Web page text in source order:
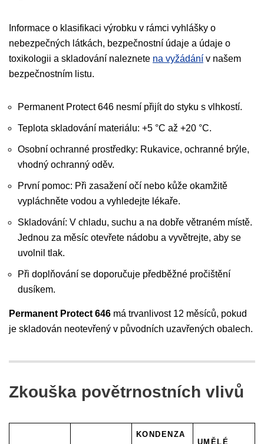
Informace o klasifikaci výrobku v rámci vyhlášky o
nebezpečných látkách, bezpečnostní údaje a údaje o
toxikologii a skladování naleznete na vyžádání v našem
bezpečnostním listu.
Permanent Protect 646 nesmí přijít do styku s vlhkostí.
Teplota skladování materiálu: +5 °C až +20 °C.
Osobní ochranné prostředky: Rukavice, ochranné brýle,
vhodný ochranný oděv.
První pomoc: Při zasažení očí nebo kůže okamžitě
vypláchněte vodou a vyhledejte lékaře.
Skladování: V chladu, suchu a na dobře větraném místě.
Jednou za měsíc otevřete nádobu a vyvětrejte, aby se
uvolnil tlak.
Při doplňování se doporučuje předběžné pročištění
dusíkem.
Permanent Protect 646 má trvanlivost 12 měsíců, pokud
je skladován neotevřený v původních uzavřených obalech.
Zkouška povětrnostních vlivů
KONDENZA
UMĚLÉ